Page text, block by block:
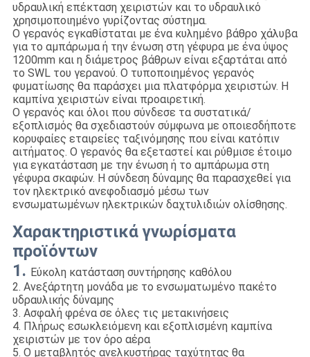
υδραυλική επέκταση χειριστών και το υδραυλικό
χρησιμοποιημένο γυρίζοντας σύστημα.
Ο γερανός εγκαθίσταται με ένα κυλημένο βάθρο χάλυβα
για το αμπάρωμα ή την ένωση στη γέφυρα με ένα ύψος
1200mm και η διάμετρος βάθρων είναι εξαρτάται από
το SWL του γερανού. Ο τυποποιημένος γερανός
φυματίωσης θα παράσχει μια πλατφόρμα χειριστών. Η
καμπίνα χειριστών είναι προαιρετική.
Ο γερανός και όλοι που σύνδεσε τα συστατικά/
εξοπλισμός θα σχεδιαστούν σύμφωνα με οποιεσδήποτε
κορυφαίες εταιρείες ταξινόμησης που είναι κατόπιν
αιτήματος. Ο γερανός θα εξεταστεί και ρύθμισε έτοιμο
για εγκατάσταση με την ένωση ή το αμπάρωμα στη
γέφυρα σκαφών. Η σύνδεση δύναμης θα παρασχεθεί για
τον ηλεκτρικό ανεφοδιασμό μέσω των
ενσωματωμένων ηλεκτρικών δαχτυλιδιών ολίσθησης.
Χαρακτηριστικά γνωρίσματα
προϊόντων
1. Εύκολη κατάσταση συντήρησης καθόλου
2. Ανεξάρτητη μονάδα με το ενσωματωμένο πακέτο
υδραυλικής δύναμης
3. Ασφαλή φρένα σε όλες τις μετακινήσεις
4. Πλήρως εσωκλειόμενη και εξοπλισμένη καμπίνα
χειριστών με τον όρο αέρα
5. Ο μεταβλητός ανελκυστήρας ταχύτητας θα